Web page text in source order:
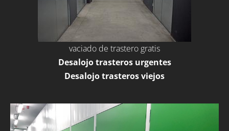
vaciado de trastero gratis
Desalojo trasteros urgentes
Desalojo trasteros viejos